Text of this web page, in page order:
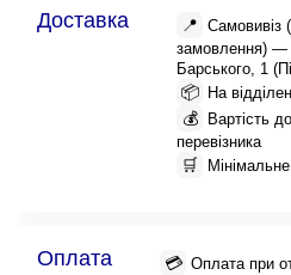
Доставка 📍 Самовивіз
замовлення) —
Барського, 1
📦 На
💰
Вартість
перевізника
🛒
Оплата 💳 Оплата при